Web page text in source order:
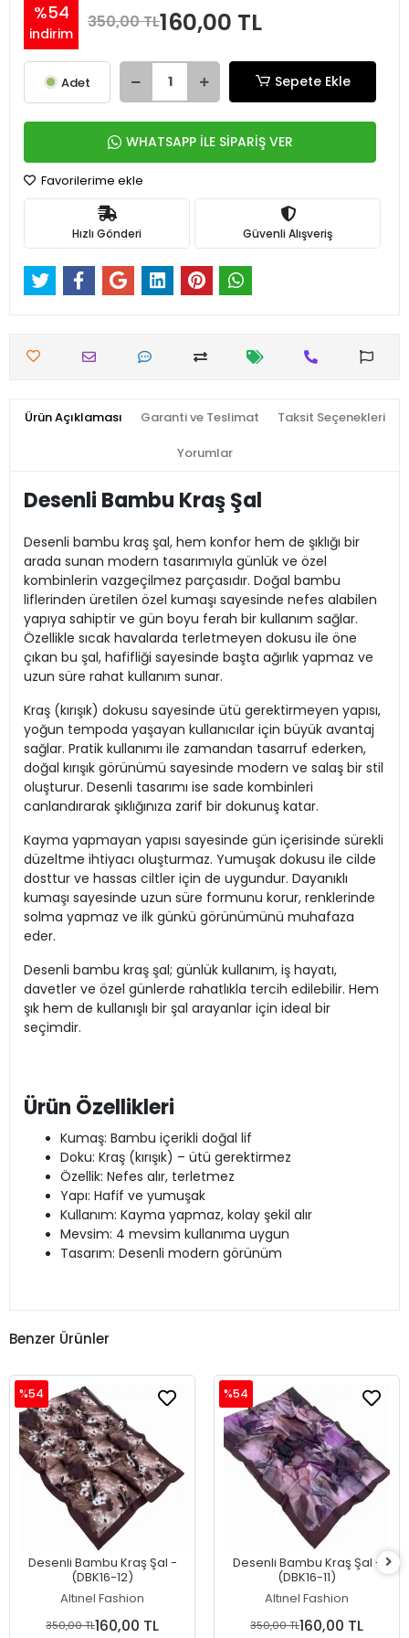
%54
indirim
350,00 TL160,00 TL
Adet Sepete Ekle
WHATSAPP İLE SİPARİŞ VER
Favorilerime ekle
Hızlı Gönderi Güvenli Alışveriş
Ürün Açıklaması Garanti ve Teslimat Taksit Seçenekleri
Yorumlar
Desenli Bambu Kraş Şal
Desenli bambu kraş şal, hem konfor hem de şıklığı bir
arada sunan modern tasarımıyla günlük ve özel
kombinlerin vazgeçilmez parçasıdır. Doğal bambu
liflerinden üretilen özel kumaşı sayesinde nefes alabilen
yapıya sahiptir ve gün boyu ferah bir kullanım sağlar.
Özellikle sıcak havalarda terletmeyen dokusu ile öne
çıkan bu şal, hafifliği sayesinde başta ağırlık yapmaz ve
uzun süre rahat kullanım sunar.
Kraş (kırışık) dokusu sayesinde ütü gerektirmeyen yapısı,
yoğun tempoda yaşayan kullanıcılar için büyük avantaj
sağlar. Pratik kullanımı ile zamandan tasarruf ederken,
doğal kırışık görünümü sayesinde modern ve salaş bir stil
oluşturur. Desenli tasarımı ise sade kombinleri
canlandırarak şıklığınıza zarif bir dokunuş katar.
Kayma yapmayan yapısı sayesinde gün içerisinde sürekli
düzeltme ihtiyacı oluşturmaz. Yumuşak dokusu ile cilde
dosttur ve hassas ciltler için de uygundur. Dayanıklı
kumaşı sayesinde uzun süre formunu korur, renklerinde
solma yapmaz ve ilk günkü görünümünü muhafaza
eder.
Desenli bambu kraş şal; günlük kullanım, iş hayatı,
davetler ve özel günlerde rahatlıkla tercih edilebilir. Hem
şık hem de kullanışlı bir şal arayanlar için ideal bir
seçimdir.
Ürün Özellikleri
Kumaş: Bambu içerikli doğal lif
Doku: Kraş (kırışık) – ütü gerektirmez
Özellik: Nefes alır, terletmez
Yapı: Hafif ve yumuşak
Kullanım: Kayma yapmaz, kolay şekil alır
Mevsim: 4 mevsim kullanıma uygun
Tasarım: Desenli modern görünüm
Benzer Ürünler
Desenli Bambu Kraş Şal -
(DBK16-12)
Altınel Fashion
%54
350,00 TL160,00 TL
Desenli Bambu Kraş Şal -
(DBK16-11)
Altınel Fashion
%54
350,00 TL160,00 TL